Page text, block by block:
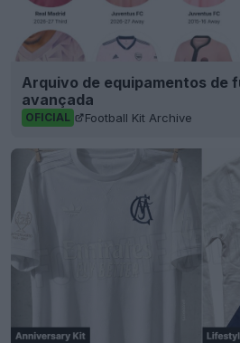
Arquivo de equipamentos de
avançada
OFICIAL Football Kit Archive